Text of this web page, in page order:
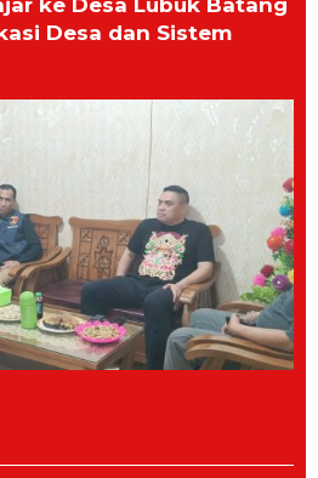
ke Desa Lubuk Batang
Desa dan Sistem